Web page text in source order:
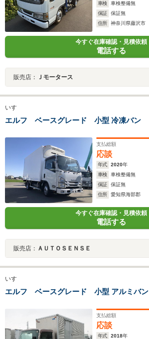
車検
車検整備無
保証
保証無
住所
神奈川県藤沢市
今すぐ在庫確認・見積依頼
電話する
販売店： Ｊモータース
いすゞ
エルフ ベースグレード 小型 冷凍バン
支払総額
応談
年式 2020年
車検
車検整備無
保証
保証無
住所
愛知県海部郡
今すぐ在庫確認・見積依頼
電話する
販売店： ＡＵＴＯＳＥＮＳＥ
いすゞ
エルフ ベースグレード 小型 アルミバン
支払総額
応談
年式 2018年